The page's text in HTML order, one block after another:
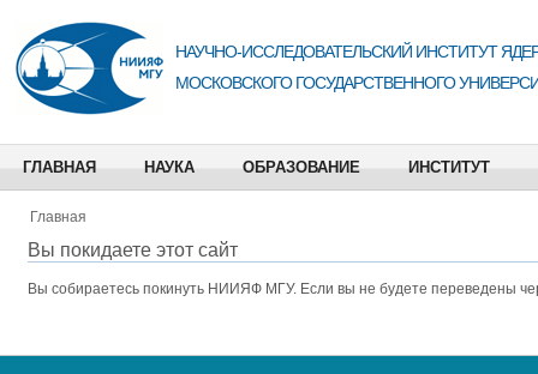
НАУЧНО-ИССЛЕДОВАТЕЛЬСКИЙ ИНСТИТУТ
МОСКОВСКОГО ГОСУДАРСТВЕННОГО
ГЛАВНАЯ НАУКА ОБРАЗОВАНИЕ ИНСТИТУТ
Главная
Вы покидаете этот сайт
Вы собираетесь покинуть НИИЯФ МГУ. Если вы не будете переведены